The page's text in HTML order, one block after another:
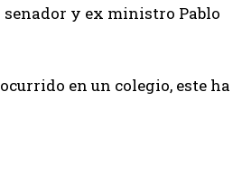
y ex ministro Pablo
en un colegio, este ha